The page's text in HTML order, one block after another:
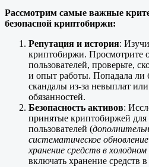
Рассмотрим самые важные
безопасной криптобиржи:
Репутация и история:
криптобиржи. Просмотрите
пользователей, проверьте,
и опыт работы. Попадала ли
скандалы из-за невыплат
обязанностей.
Безопасность активов:
принятые криптобиржей для
пользователей (
систематическое
хранение средств в холодном
включать хранение средств